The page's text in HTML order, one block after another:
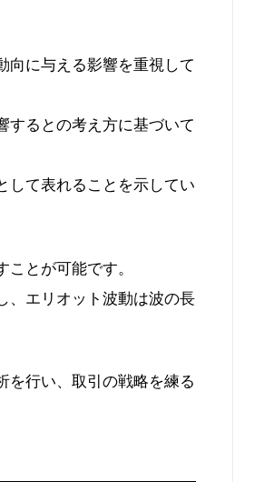
向に与える影響を重視して
するとの考え方に基づいて
して表れることを示してい
とが可能です。
、エリオット波動は波の長
を行い、取引の戦略を練る